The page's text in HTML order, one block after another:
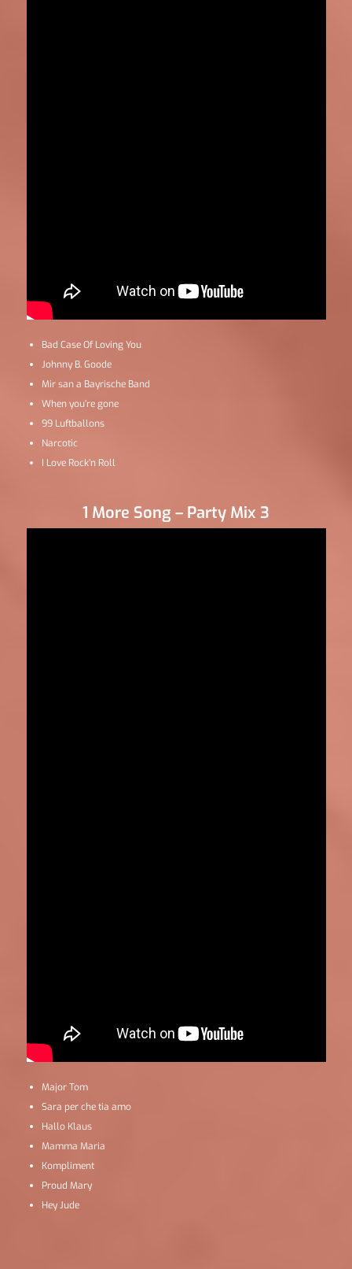
Bad Case Of Loving You
Johnny B. Goode
Mir san a Bayrische Band
When you’re gone
99 Luftballons
Narcotic
I Love Rock’n Roll
1 More Song – Party Mix 3
Major Tom
Sara per che tia amo
Hallo Klaus
Mamma Maria
Kompliment
Proud Mary
Hey Jude